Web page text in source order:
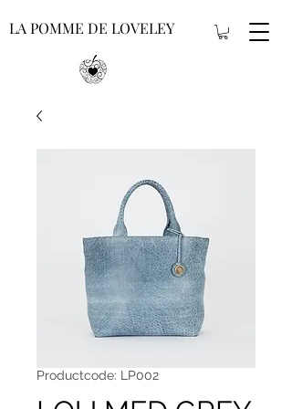
LA POMME DE LOVELEY
Productcode: LP002